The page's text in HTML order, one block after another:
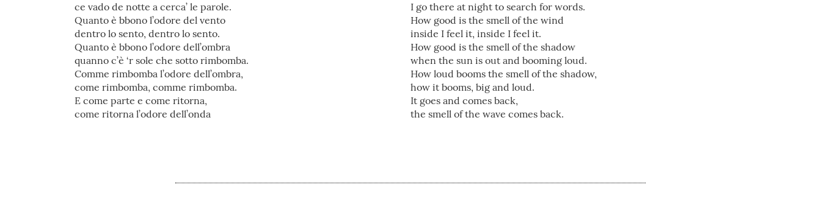
ce vado de notte a cerca’ le parole.
Quanto è bbono l’odore del vento
dentro lo sento, dentro lo sento.
Quanto è bbono l’odore dell’ombra
quanno c’è ‘r sole che sotto rimbomba.
Comme rimbomba l’odore dell’ombra,
come rimbomba, comme rimbomba.
E come parte e come ritorna,
come ritorna l’odore dell’onda
I go there at night to search for words.
How good is the smell of the wind
inside I feel it, inside I feel it.
How good is the smell of the shadow
when the sun is out and booming loud.
How loud booms the smell of the shadow,
how it booms, big and loud.
It goes and comes back,
the smell of the wave comes back.